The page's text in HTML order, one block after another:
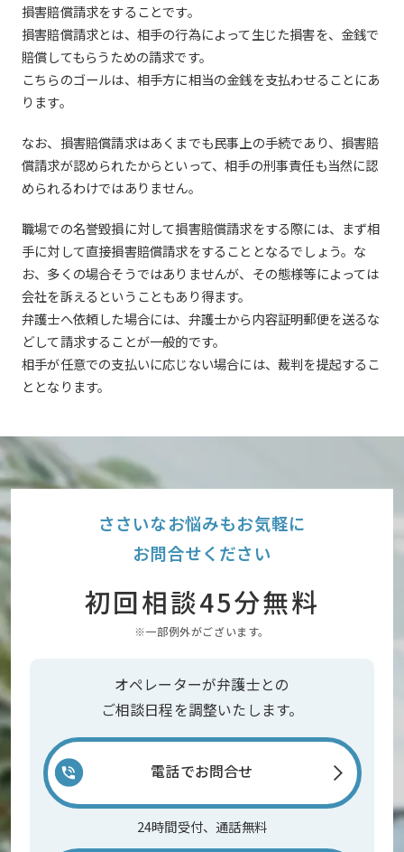
損害賠償請求をすることです。
損害賠償請求とは、相手の行為によって生じた損害を、金銭で
賠償してもらうための請求です。
こちらのゴールは、相手方に相当の金銭を支払わせることにあ
ります。
なお、損害賠償請求はあくまでも民事上の手続であり、損害賠
償請求が認められたからといって、相手の刑事責任も当然に認
められるわけではありません。
職場での名誉毀損に対して損害賠償請求をする際には、まず相
手に対して直接損害賠償請求をすることとなるでしょう。な
お、多くの場合そうではありませんが、その態様等によっては
会社を訴えるということもあり得ます。
弁護士へ依頼した場合には、弁護士から内容証明郵便を送るな
どして請求することが一般的です。
相手が任意での支払いに応じない場合には、裁判を提起するこ
ととなります。
ささいなお悩みもお気軽に
お問合せください
初回相談45分無料
※一部例外がございます。
オペレーターが弁護士との
ご相談日程を調整いたします。
電話でお問合せ
24時間受付、通話無料